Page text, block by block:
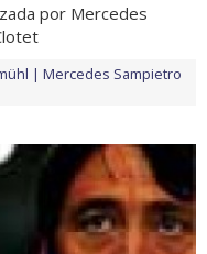
por Mercedes
Mercedes Sampietro